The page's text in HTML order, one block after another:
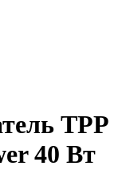
TPP
40 Вт